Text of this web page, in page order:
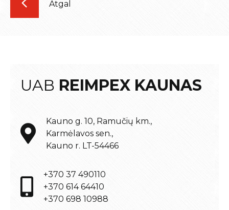
Atgal
UAB REIMPEX KAUNAS
Kauno g. 10, Ramučių km.,
Karmėlavos sen.,
Kauno r. LT-54466
+370 37 490110
+370 614 64410
+370 698 10988